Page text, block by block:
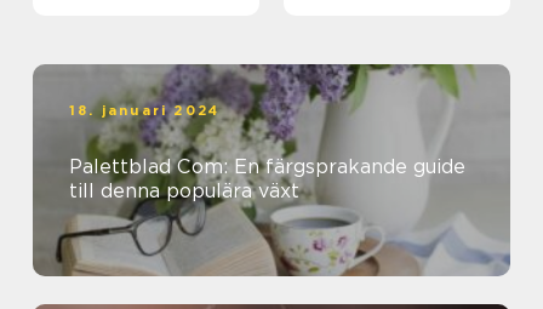
18. januari 2024
Palettblad Com: En färgsprakande guide
till denna populära växt